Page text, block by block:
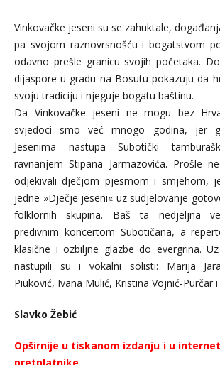
Vinkovačke jeseni su se zahuktale,
pa svojom raznovrsnošću i bogatstvom
odavno prešle granicu svojih početaka.
dijaspore u gradu na Bosutu pokazuju da
svoju tradiciju i njeguje bogatu baštinu.
Da Vinkovačke jeseni ne mogu bez
svjedoci smo već mnogo godina, jer
Jesenima nastupa Subotički
ravnanjem Stipana Jarmazovića. Prošle
odjekivali dječjom pjesmom i smjehom,
jedne »Dječje jeseni« uz sudjelovanje
folklornih skupina. Baš ta nedjeljna
predivnim koncertom Subotičana, a
klasične i ozbiljne glazbe do evergrina.
nastupili su i vokalni solisti: Marija
Piuković, Ivana Mulić, Kristina Vojnić-Purčar i
Slavko Žebić
Opširnije u tiskanom izdanju i u